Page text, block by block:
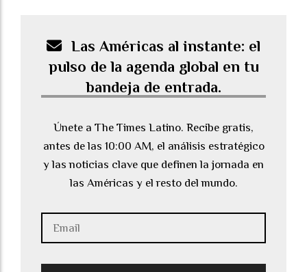
Las Américas al instante: el
pulso de la agenda global en tu
bandeja de entrada.
Únete a The Times Latino. Recibe gratis,
antes de las 10:00 AM, el análisis estratégico
y las noticias clave que definen la jornada en
las Américas y el resto del mundo.